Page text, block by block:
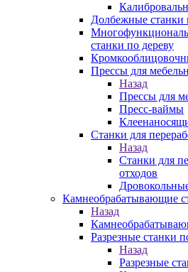
Долбежные станки
станки по дереву
Прессы для
Назад
Прессы для
Пресс-ваймы
Станки для
Назад
Станки для
отходов
Камнеобрабатывающие
Назад
Разрезные станки
Назад
Разрезные